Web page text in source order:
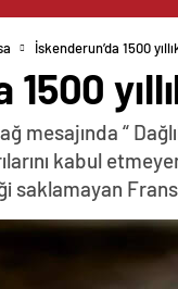
İskenderun’da 1500
1500
mesajında “
kabul
saklamayan